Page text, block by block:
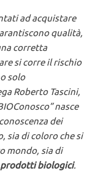
ad acquistare
qualità,
corretta
si corre il rischio
solo
Roberto Tascini,
nasce
dei
sia di coloro che si
mondo, sia di
prodotti biologici.